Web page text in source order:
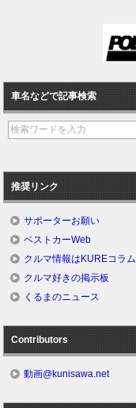
車名などで記事検索
推奨リンク
サポーターお願い
ベストカーWeb
クルマ情報はKUREコラム
クルマ好きの掲示板
くるまのニュース
Contributors
動画@kunisawa.net